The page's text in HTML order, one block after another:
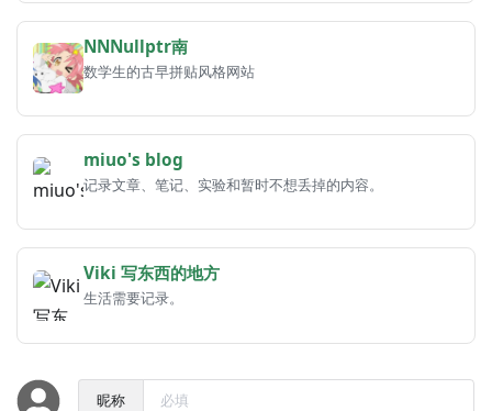
NNNullptr南
数学生的古早拼贴风格网站
miuo's blog
记录文章、笔记、实验和暂时不想丢掉的内容。
Viki 写东西的地方
生活需要记录。
昵称